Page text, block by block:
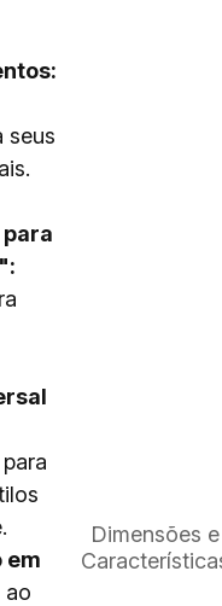
seus
em
ao
Dimensões e